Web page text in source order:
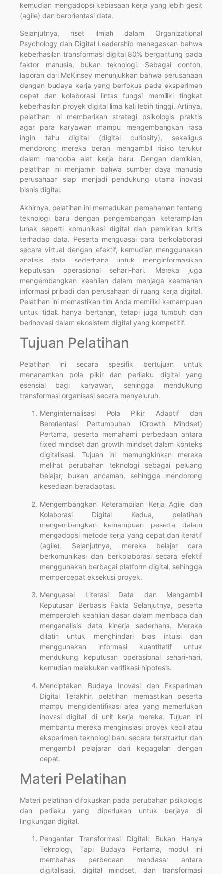
kemudian mengadopsi kebiasaan kerja yang lebih gesit
(agile) dan berorientasi data.
Selanjutnya, riset ilmiah dalam Organizational
Psychology dan Digital Leadership menegaskan bahwa
keberhasilan transformasi digital 80% bergantung pada
faktor manusia, bukan teknologi. Sebagai contoh,
laporan dari McKinsey menunjukkan bahwa perusahaan
dengan budaya kerja yang berfokus pada eksperimen
cepat dan kolaborasi lintas fungsi memiliki tingkat
keberhasilan proyek digital lima kali lebih tinggi. Artinya,
pelatihan ini memberikan strategi psikologis praktis
agar para karyawan mampu mengembangkan rasa
ingin tahu digital (digital curiosity), sekaligus
mendorong mereka berani mengambil risiko terukur
dalam mencoba alat kerja baru. Dengan demikian,
pelatihan ini menjamin bahwa sumber daya manusia
perusahaan siap menjadi pendukung utama inovasi
bisnis digital.
Akhirnya, pelatihan ini memadukan pemahaman tentang
teknologi baru dengan pengembangan keterampilan
lunak seperti komunikasi digital dan pemikiran kritis
terhadap data. Peserta menguasai cara berkolaborasi
secara virtual dengan efektif, kemudian menggunakan
analisis data sederhana untuk menginformasikan
keputusan operasional sehari-hari. Mereka juga
mengembangkan keahlian dalam menjaga keamanan
informasi pribadi dan perusahaan di ruang kerja digital.
Pelatihan ini memastikan tim Anda memiliki kemampuan
untuk tidak hanya bertahan, tetapi juga tumbuh dan
berinovasi dalam ekosistem digital yang kompetitif.
Tujuan Pelatihan
Pelatihan ini secara spesifik bertujuan untuk
menanamkan pola pikir dan perilaku digital yang
esensial bagi karyawan, sehingga mendukung
transformasi organisasi secara menyeluruh.
Menginternalisasi Pola Pikir Adaptif dan
Berorientasi Pertumbuhan (Growth Mindset)
Pertama, peserta memahami perbedaan antara
fixed mindset dan growth mindset dalam konteks
digitalisasi. Tujuan ini memungkinkan mereka
melihat perubahan teknologi sebagai peluang
belajar, bukan ancaman, sehingga mendorong
kesediaan beradaptasi.
Mengembangkan Keterampilan Kerja Agile dan
Kolaborasi Digital Kedua, pelatihan
mengembangkan kemampuan peserta dalam
mengadopsi metode kerja yang cepat dan iteratif
(agile). Selanjutnya, mereka belajar cara
berkomunikasi dan berkolaborasi secara efektif
menggunakan berbagai platform digital, sehingga
mempercepat eksekusi proyek.
Menguasai Literasi Data dan Mengambil
Keputusan Berbasis Fakta Selanjutnya, peserta
memperoleh keahlian dasar dalam membaca dan
menganalisis data kinerja sederhana. Mereka
dilatih untuk menghindari bias intuisi dan
menggunakan informasi kuantitatif untuk
mendukung keputusan operasional sehari-hari,
kemudian melakukan verifikasi hipotesis.
Menciptakan Budaya Inovasi dan Eksperimen
Digital Terakhir, pelatihan memastikan peserta
mampu mengidentifikasi area yang memerlukan
inovasi digital di unit kerja mereka. Tujuan ini
membantu mereka menginisiasi proyek kecil atau
eksperimen teknologi baru secara terstruktur dan
mengambil pelajaran dari kegagalan dengan
cepat.
Materi Pelatihan
Materi pelatihan difokuskan pada perubahan psikologis
dan perilaku yang diperlukan untuk berjaya di
lingkungan digital.
Pengantar Transformasi Digital: Bukan Hanya
Teknologi, Tapi Budaya Pertama, modul ini
membahas perbedaan mendasar antara
digitalisasi, digital mindset, dan transformasi